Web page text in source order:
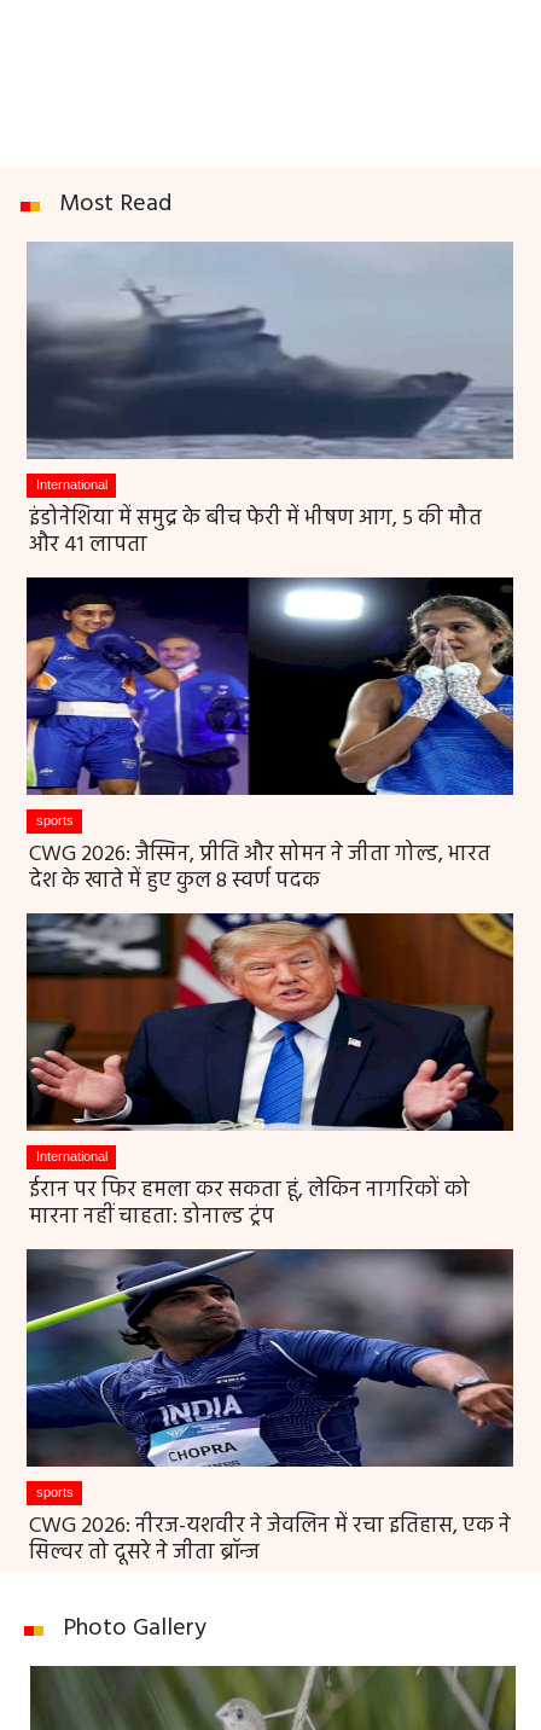
Most Read
International
इंडोनेशिया में समुद्र के बीच फेरी में भीषण आग, 5 की मौत
और 41 लापता
sports
CWG 2026: जैस्मिन, प्रीति और सोमन ने जीता गोल्ड, भारत
देश के खाते में हुए कुल 8 स्वर्ण पदक
International
ईरान पर फिर हमला कर सकता हूं, लेकिन नागरिकों को
मारना नहीं चाहता: डोनाल्ड ट्रंप
sports
CWG 2026: नीरज-यशवीर ने जेवलिन में रचा इतिहास, एक ने
सिल्वर तो दूसरे ने जीता ब्रॉन्ज
Photo Gallery